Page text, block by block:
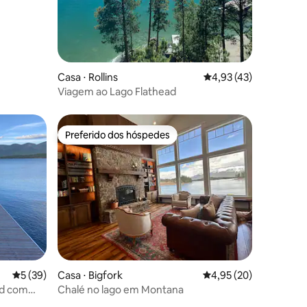
Casa ⋅ Rollins 4,93 de uma
4,93 (43)
Viagem ao Lago Flathead
hóspedes
5 de uma avaliação média de 5, 39 avaliações
5 (39)
com
Preferido dos hóspedes
Preferido dos hóspedes
Casa ⋅ Bigfork 4,95 de uma
4,95 (20)
Chalé no lago em Montana